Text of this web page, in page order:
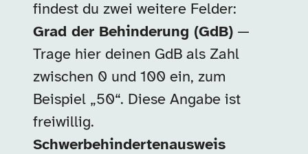
findest du zwei weitere Felder:
Grad der Behinderung (GdB) —
Trage hier deinen GdB als Zahl
zwischen 0 und 100 ein, zum
Beispiel „50“. Diese Angabe ist
freiwillig.
Schwerbehindertenausweis